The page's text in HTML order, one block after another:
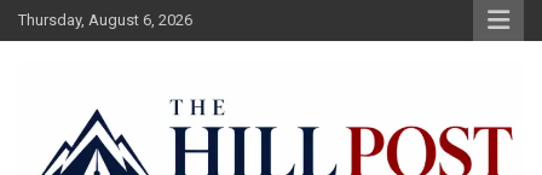
Skip
to
Thursday, August 6, 2026